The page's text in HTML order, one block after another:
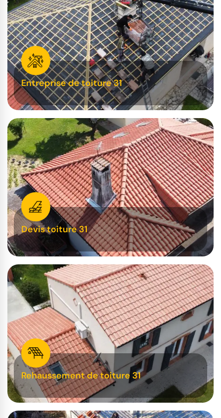
Entreprise de toiture 31
Devis toiture 31
Rehaussement de toiture 31